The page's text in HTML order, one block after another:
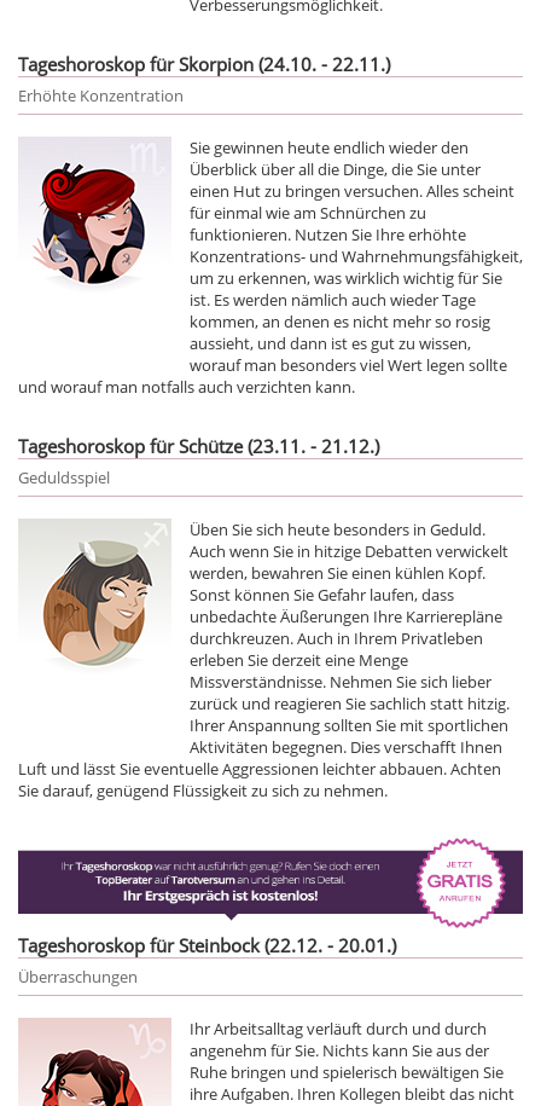
Verbesserungsmöglichkeit.
Tageshoroskop für Skorpion (24.10. - 22.11.)
Erhöhte Konzentration
Sie gewinnen heute endlich wieder den
Überblick über all die Dinge, die Sie unter
einen Hut zu bringen versuchen. Alles scheint
für einmal wie am Schnürchen zu
funktionieren. Nutzen Sie Ihre erhöhte
Konzentrations- und Wahrnehmungsfähigkeit,
um zu erkennen, was wirklich wichtig für Sie
ist. Es werden nämlich auch wieder Tage
kommen, an denen es nicht mehr so rosig
aussieht, und dann ist es gut zu wissen,
worauf man besonders viel Wert legen sollte
und worauf man notfalls auch verzichten kann.
Tageshoroskop für Schütze (23.11. - 21.12.)
Geduldsspiel
Üben Sie sich heute besonders in Geduld.
Auch wenn Sie in hitzige Debatten verwickelt
werden, bewahren Sie einen kühlen Kopf.
Sonst können Sie Gefahr laufen, dass
unbedachte Äußerungen Ihre Karrierepläne
durchkreuzen. Auch in Ihrem Privatleben
erleben Sie derzeit eine Menge
Missverständnisse. Nehmen Sie sich lieber
zurück und reagieren Sie sachlich statt hitzig.
Ihrer Anspannung sollten Sie mit sportlichen
Aktivitäten begegnen. Dies verschafft Ihnen
Luft und lässt Sie eventuelle Aggressionen leichter abbauen. Achten
Sie darauf, genügend Flüssigkeit zu sich zu nehmen.
Tageshoroskop für Steinbock (22.12. - 20.01.)
Überraschungen
Ihr Arbeitsalltag verläuft durch und durch
angenehm für Sie. Nichts kann Sie aus der
Ruhe bringen und spielerisch bewältigen Sie
ihre Aufgaben. Ihren Kollegen bleibt das nicht